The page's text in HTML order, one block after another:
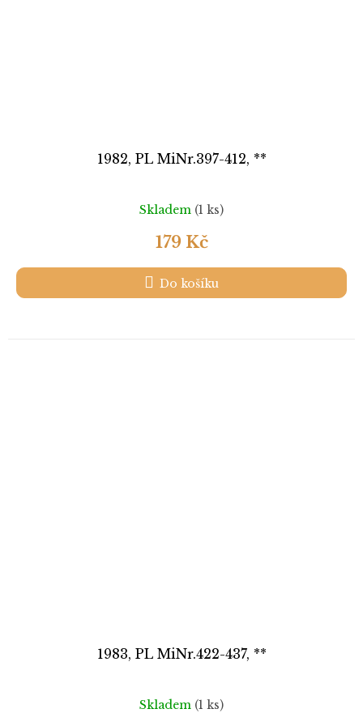
1982, PL MiNr.397-412, **
Skladem (1 ks)
179 Kč
Do košíku
1983, PL MiNr.422-437, **
Skladem (1 ks)